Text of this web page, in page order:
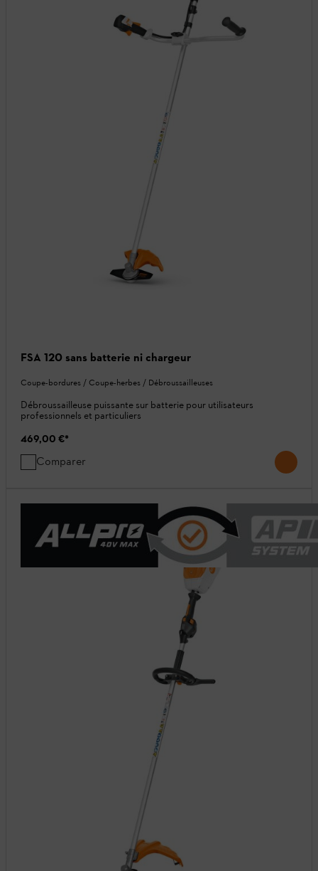
FSA 120 sans batterie ni chargeur
Coupe-bordures / Coupe-herbes / Débroussailleuses
Débroussailleuse puissante sur batterie pour utilisateurs
professionnels et particuliers
469,00 €*
Comparer